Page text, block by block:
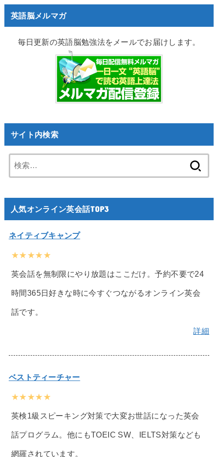
英語脳メルマガ
毎日更新の英語脳勉強法をメールでお届けします。
サイト内検索
索:
人気オンライン英会話TOP3
ネイティブキャンプ
★★★★★
英会話を無制限にやり放題はここだけ。予約不要で24
時間365日好きな時に今すぐつながるオンライン英会
話です。
詳細
ベストティーチャー
★★★★★
英検1級スピーキング対策で大変お世話になった英会
話プログラム。他にもTOEIC SW、IELTS対策なども
網羅されています。